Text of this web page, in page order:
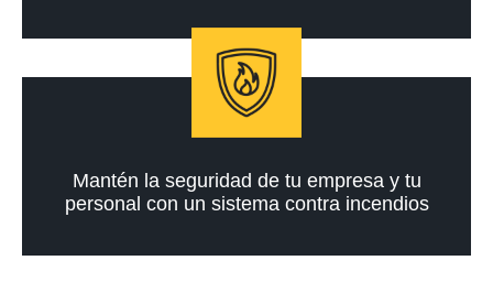
Mantén la seguridad de tu empresa y tu
personal con un sistema contra incendios